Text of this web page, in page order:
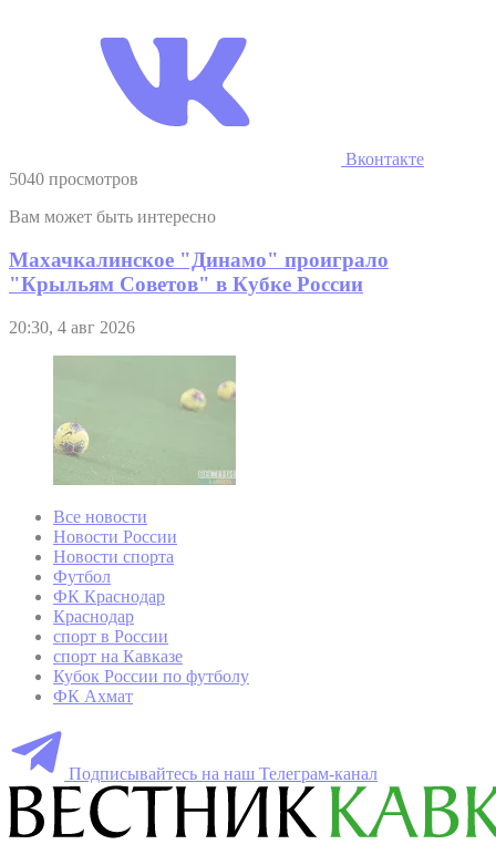
Вконтакте
5040 просмотров
Вам может быть интересно
Махачкалинское "Динамо" проиграло
"Крыльям Советов" в Кубке России
20:30, 4 авг 2026
Все новости
Новости России
Новости спорта
Футбол
ФК Краснодар
Краснодар
спорт в России
спорт на Кавказе
Кубок России по футболу
ФК Ахмат
Подписывайтесь на наш Телеграм-канал